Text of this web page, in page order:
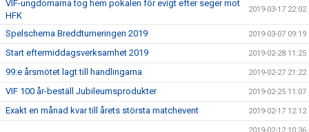
VIF-ungdomarna tog hem pokalen för evigt efter seger mot
HFK
2019-03-17 22:02
Spelschema Breddturneringen 2019 2019-03-07 09:19
Start eftermiddagsverksamhet 2019 2019-02-28 11:25
99:e årsmötet lagt till handlingarna 2019-02-27 21:22
VIF 100 år-beställ Jubileumsprodukter 2019-02-25 11:07
Exakt en månad kvar till årets största matchevent 2019-02-17 12:12
2019-02-12 10:36